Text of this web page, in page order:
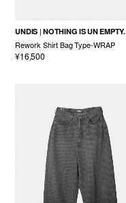
UNDIS NOTHING IS UN EMPTY.
Rework Shirt Bag Type-WRAP
¥16,500